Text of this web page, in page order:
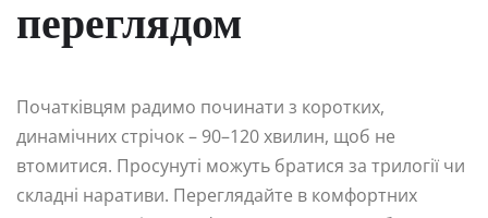
переглядом
Початківцям радимо починати з коротких,
динамічних стрічок – 90–120 хвилин, щоб не
втомитися. Просунуті можуть братися за трилогії чи
складні наративи. Переглядайте в комфортних